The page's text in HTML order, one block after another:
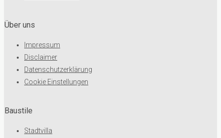
Baustile
Stadtvilla
Über uns
Impressum
Disclaimer
Datenschutzerklärung
Cookie Einstellungen